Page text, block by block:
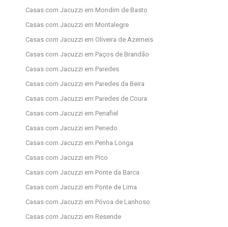
Casas com Jacuzzi em Mondim de Basto
Casas com Jacuzzi em Montalegre
Casas com Jacuzzi em Oliveira de Azemeis
Casas com Jacuzzi em Paços de Brandão
Casas com Jacuzzi em Paredes
Casas com Jacuzzi em Paredes da Beira
Casas com Jacuzzi em Paredes de Coura
Casas com Jacuzzi em Penafiel
Casas com Jacuzzi em Penedo
Casas com Jacuzzi em Penha Longa
Casas com Jacuzzi em Pico
Casas com Jacuzzi em Ponte da Barca
Casas com Jacuzzi em Ponte de Lima
Casas com Jacuzzi em Póvoa de Lanhoso
Casas com Jacuzzi em Resende